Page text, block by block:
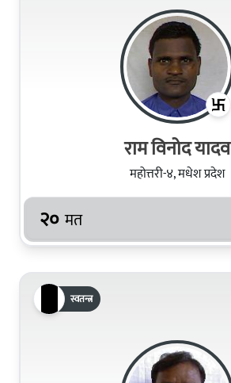
राम विनोद यादव
महोत्तरी-४, मधेश प्रदेश
२० मत
स्वतन्त्र